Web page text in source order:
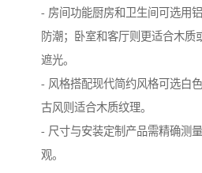
- 房间功能厨房和卫生间可选用
防潮；卧室和客厅则更适合木质
遮光。
- 风格搭配现代简约风格可选白
古风则适合木质纹理。
- 尺寸与安装定制产品需精确测
观。